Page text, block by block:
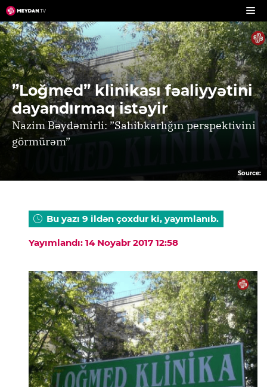
Skip
to
content
”Loğmed” klinikası fəaliyyətini
dayandırmaq istəyir
Nazim Bəydəmirli: ”Sahibkarlığın perspektivini
görmürəm”
Source:
Bu yazı 9 ildən çoxdur ki, yayımlanıb.
Yayımlandı: 14 Noyabr 2017 12:58